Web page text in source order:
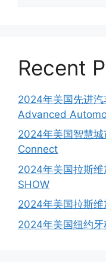
Recent
2024年美国先进
Advanced
2024年美国智慧
Connect
2024年美国拉斯
SHOW
2024年美国拉斯
2024年美国纽约